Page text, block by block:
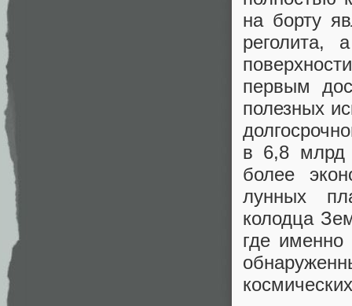
на борту
реголита,
первым
полезных
в 6,8 млрд
более
лунных
колодца
где именно